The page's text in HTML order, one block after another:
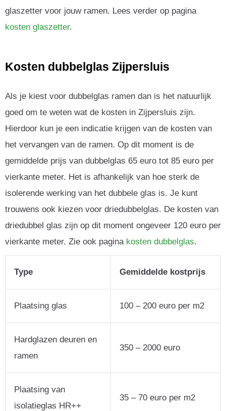
glaszetter voor jouw ramen. Lees verder op pagina
kosten glaszetter.
Kosten dubbelglas Zijpersluis
Als je kiest voor dubbelglas ramen dan is het natuurlijk
goed om te weten wat de kosten in Zijpersluis zijn.
Hierdoor kun je een indicatie krijgen van de kosten van
het vervangen van de ramen. Op dit moment is de
gemiddelde prijs van dubbelglas 65 euro tot 85 euro per
vierkante meter. Het is afhankelijk van hoe sterk de
isolerende werking van het dubbele glas is. Je kunt
trouwens ook kiezen voor driedubbelglas. De kosten van
driedubbel glas zijn op dit moment ongeveer 120 euro per
vierkante meter. Zie ook pagina kosten dubbelglas.
Type Gemiddelde kostprijs
Plaatsing glas 100 – 200 euro per m2
Hardglazen deuren en
ramen
350 – 2000 euro
Plaatsing van
isolatieglas HR++
35 – 70 euro per m2